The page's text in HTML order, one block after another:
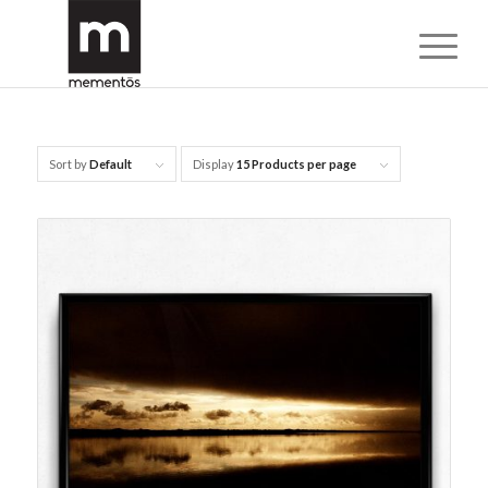
Sort byDefault Display15 Products per page